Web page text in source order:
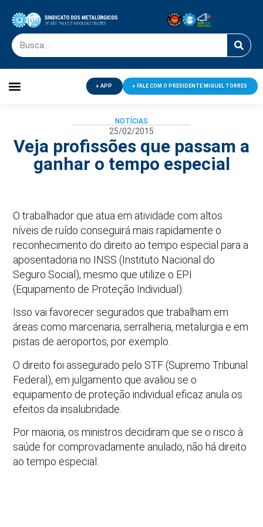
APP FALE COM O PRESIDENTE MIGUEL TORRES
NOTÍCIAS
25/02/2015
Veja profissões que passam a
ganhar o tempo especial
O trabalhador que atua em atividade com altos
níveis de ruído conseguirá mais rapidamente o
reconhecimento do direito ao tempo especial para a
aposentadoria no INSS (Instituto Nacional do
Seguro Social), mesmo que utilize o EPI
(Equipamento de Proteção Individual).
Isso vai favorecer segurados que trabalham em
áreas como marcenaria, serralheria, metalurgia e em
pistas de aeroportos, por exemplo.
O direito foi assegurado pelo STF (Supremo Tribunal
Federal), em julgamento que avaliou se o
equipamento de proteção individual eficaz anula os
efeitos da insalubridade.
Por maioria, os ministros decidiram que se o risco à
saúde for comprovadamente anulado, não há direito
ao tempo especial.